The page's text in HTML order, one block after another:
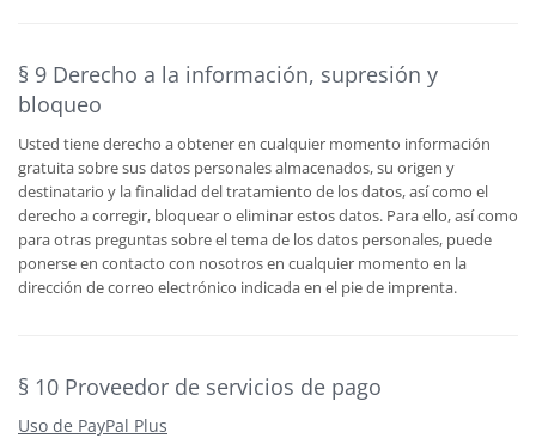
§ 9 Derecho a la información, supresión y
bloqueo
Usted tiene derecho a obtener en cualquier momento información
gratuita sobre sus datos personales almacenados, su origen y
destinatario y la finalidad del tratamiento de los datos, así como el
derecho a corregir, bloquear o eliminar estos datos. Para ello, así como
para otras preguntas sobre el tema de los datos personales, puede
ponerse en contacto con nosotros en cualquier momento en la
dirección de correo electrónico indicada en el pie de imprenta.
§ 10 Proveedor de servicios de pago
Uso de PayPal Plus